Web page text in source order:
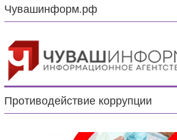
Чувашинформ.рф
Противодействие коррупции